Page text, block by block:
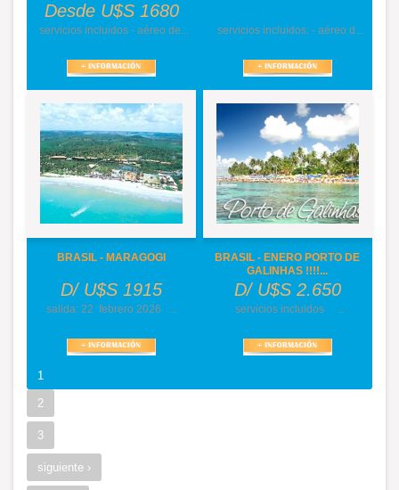
Desde U$S 1680
servicios incluidos - aéreo de... servicios incluidos: - aéreo d...
BRASIL - MARAGOGI
D/ U$S 1915
salida: 22 febrero 2026 ...
BRASIL - ENERO PORTO DE
GALINHAS !!!!...
D/ U$S 2.650
servicios incluidos ...
1
2
3
siguiente ›